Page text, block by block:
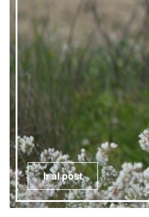
Ir al post